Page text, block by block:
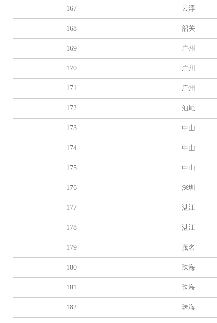
167 云浮
168 韶关
169 广州
170 广州
171 广州
172 汕尾
173 中山
174 中山
175 中山
176 深圳
177 湛江
178 湛江
179 茂名
180 珠海
181 珠海
182 珠海